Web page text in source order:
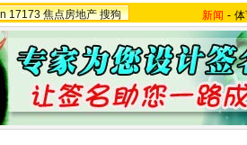
17173 焦点房地产 搜狗 新闻 -